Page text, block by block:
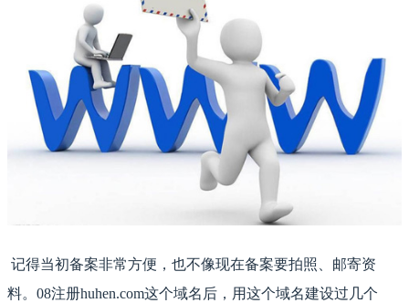
记得当初备案非常方便，也不像现在备案要拍照、邮寄资
料。08注册huhen.com这个域名后，用这个域名建设过几个